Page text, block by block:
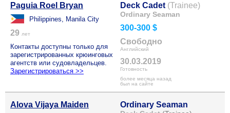
Paguia Roel Bryan
Philippines, Manila City
29 лет
Контакты доступны только для
зарегистрированных крюинговых
агентств или судовладельцев.
Зарегистрироваться >>
Deck Cadet (Trainee)
Ordinary Seaman
300-300 $
Свободно
Английский
30.03.2019
Готовность
более месяца назад
был на сайте
Alova Vijaya Maiden Ordinary Seaman